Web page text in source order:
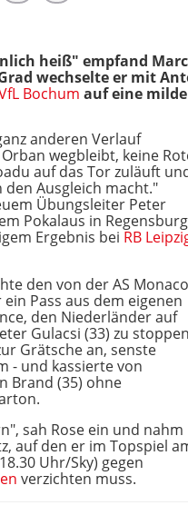
heiß" empfand
wechselte er mit
Bochum auf eine
anderen Verlauf
wegbleibt, keine
auf das Tor zuläuft
Ausgleich macht."
Übungsleiter Peter
Pokalaus in Regensburg
Ergebnis bei RB
den von der AS Monaco
Pass aus dem eigenen
den Niederländer auf
Gulacsi (33) zu
Grätsche an, senste
- und kassierte von
Brand (35) ohne
sah Rose ein und nahm
auf den er im Topspiel
Uhr/Sky) gegen
verzichten muss.